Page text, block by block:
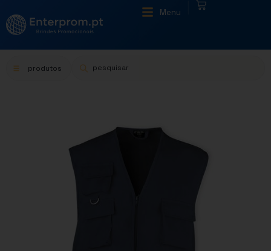
Menu
produtos